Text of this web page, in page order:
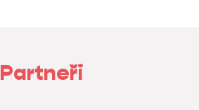
Partneři